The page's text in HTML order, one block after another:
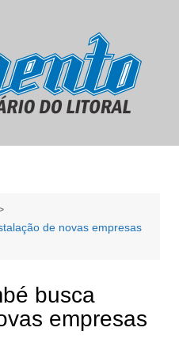
de novas empresas
busca
empresas